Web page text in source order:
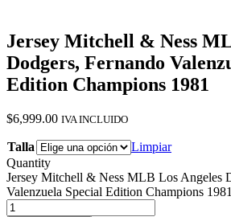
Jersey Mitchell & Ness
Dodgers, Fernando
Edition Champions 1981
$6,999.00 IVA INCLUIDO
Talla
Limpiar
Quantity
Jersey Mitchell & Ness MLB Los Angeles
Valenzuela Special Edition Champions